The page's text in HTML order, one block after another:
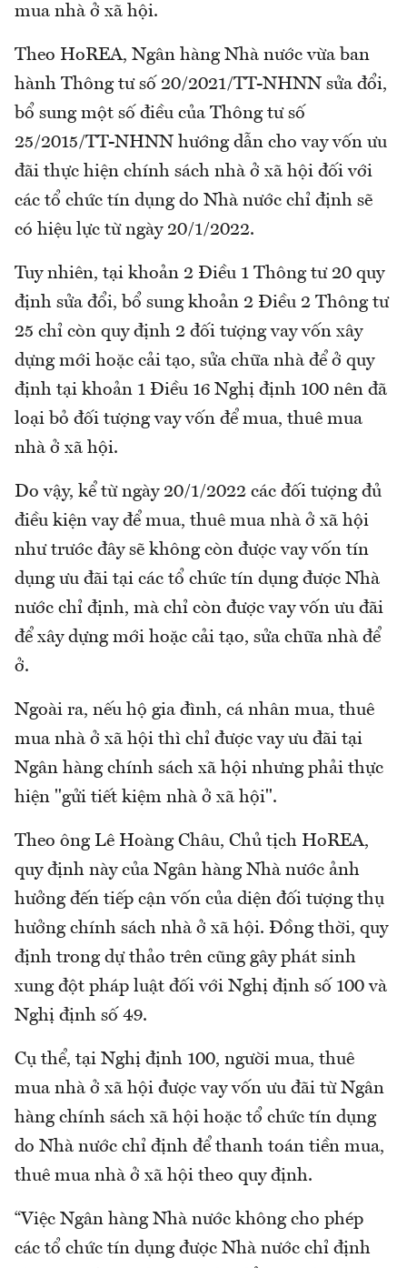
mua nhà ở xã hội.
Theo HoREA, Ngân hàng Nhà nước vừa ban
hành Thông tư số 20/2021/TT-NHNN sửa đổi,
bổ sung một số điều của Thông tư số
25/2015/TT-NHNN hướng dẫn cho vay vốn ưu
đãi thực hiện chính sách nhà ở xã hội đối với
các tổ chức tín dụng do Nhà nước chỉ định sẽ
có hiệu lực từ ngày 20/1/2022.
Tuy nhiên, tại khoản 2 Điều 1 Thông tư 20 quy
định sửa đổi, bổ sung khoản 2 Điều 2 Thông tư
25 chỉ còn quy định 2 đối tượng vay vốn xây
dựng mới hoặc cải tạo, sửa chữa nhà để ở quy
định tại khoản 1 Điều 16 Nghị định 100 nên đã
loại bỏ đối tượng vay vốn để mua, thuê mua
nhà ở xã hội.
Do vậy, kể từ ngày 20/1/2022 các đối tượng đủ
điều kiện vay để mua, thuê mua nhà ở xã hội
như trước đây sẽ không còn được vay vốn tín
dụng ưu đãi tại các tổ chức tín dụng được Nhà
nước chỉ định, mà chỉ còn được vay vốn ưu đãi
để xây dựng mới hoặc cải tạo, sửa chữa nhà để
ở.
Ngoài ra, nếu hộ gia đình, cá nhân mua, thuê
mua nhà ở xã hội thì chỉ được vay ưu đãi tại
Ngân hàng chính sách xã hội nhưng phải thực
hiện "gửi tiết kiệm nhà ở xã hội".
Theo ông Lê Hoàng Châu, Chủ tịch HoREA,
quy định này của Ngân hàng Nhà nước ảnh
hưởng đến tiếp cận vốn của diện đối tượng thụ
hưởng chính sách nhà ở xã hội. Đồng thời, quy
định trong dự thảo trên cũng gây phát sinh
xung đột pháp luật đối với Nghị định số 100 và
Nghị định số 49.
Cụ thể, tại Nghị định 100, người mua, thuê
mua nhà ở xã hội được vay vốn ưu đãi từ Ngân
hàng chính sách xã hội hoặc tổ chức tín dụng
do Nhà nước chỉ định để thanh toán tiền mua,
thuê mua nhà ở xã hội theo quy định.
“Việc Ngân hàng Nhà nước không cho phép
các tổ chức tín dụng được Nhà nước chỉ định